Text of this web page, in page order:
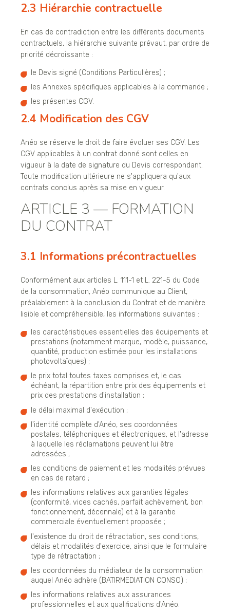
2.3 Hiérarchie contractuelle
En cas de contradiction entre les différents documents
contractuels, la hiérarchie suivante prévaut, par ordre de
priorité décroissante :
le Devis signé (Conditions Particulières) ;
les Annexes spécifiques applicables à la commande ;
les présentes CGV.
2.4 Modification des CGV
Anéo se réserve le droit de faire évoluer ses CGV. Les
CGV applicables à un contrat donné sont celles en
vigueur à la date de signature du Devis correspondant.
Toute modification ultérieure ne s'appliquera qu'aux
contrats conclus après sa mise en vigueur.
ARTICLE 3 — FORMATION
DU CONTRAT
3.1 Informations précontractuelles
Conformément aux articles L. 111-1 et L. 221-5 du Code
de la consommation, Anéo communique au Client,
préalablement à la conclusion du Contrat et de manière
lisible et compréhensible, les informations suivantes :
les caractéristiques essentielles des équipements et
prestations (notamment marque, modèle, puissance,
quantité, production estimée pour les installations
photovoltaïques) ;
le prix total toutes taxes comprises et, le cas
échéant, la répartition entre prix des équipements et
prix des prestations d'installation ;
le délai maximal d'exécution ;
l'identité complète d'Anéo, ses coordonnées
postales, téléphoniques et électroniques, et l'adresse
à laquelle les réclamations peuvent lui être
adressées ;
les conditions de paiement et les modalités prévues
en cas de retard ;
les informations relatives aux garanties légales
(conformité, vices cachés, parfait achèvement, bon
fonctionnement, décennale) et à la garantie
commerciale éventuellement proposée ;
l'existence du droit de rétractation, ses conditions,
délais et modalités d'exercice, ainsi que le formulaire
type de rétractation ;
les coordonnées du médiateur de la consommation
auquel Anéo adhère (BATIRMEDIATION CONSO) ;
les informations relatives aux assurances
professionnelles et aux qualifications d'Anéo.